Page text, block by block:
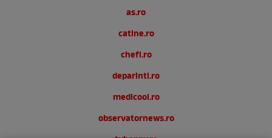
as.ro
catine.ro
chefi.ro
deparinti.ro
medicool.ro
observatornews.ro